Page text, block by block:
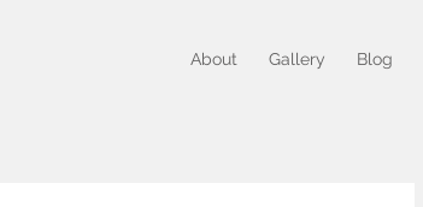
About Gallery Blog